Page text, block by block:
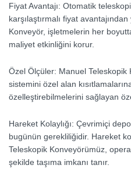
Fiyat Avantajı: Otomatik
karşılaştırmalı fiyat
Konveyör, işletmelerin her
maliyet etkinliğini korur.
Özel Ölçüler: Manuel Teleskopik
sistemini özel alan
özelleştirebilmelerini sağlayan
Hareket Kolaylığı: Çevrimiçi
bugünün gerekliliğidir. Hareket
Teleskopik Konveyörümüz,
şekilde taşıma imkanı tanır.